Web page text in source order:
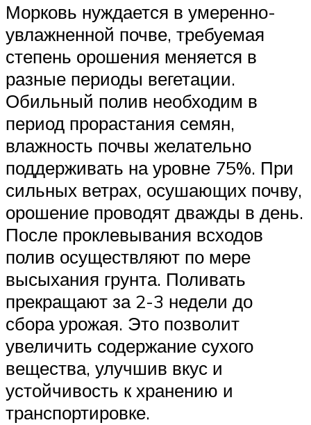
Морковь нуждается в умеренно-
увлажненной почве, требуемая
степень орошения меняется в
разные периоды вегетации.
Обильный полив необходим в
период прорастания семян,
влажность почвы желательно
поддерживать на уровне 75%. При
сильных ветрах, осушающих почву,
орошение проводят дважды в день.
После проклевывания всходов
полив осуществляют по мере
высыхания грунта. Поливать
прекращают за 2-3 недели до
сбора урожая. Это позволит
увеличить содержание сухого
вещества, улучшив вкус и
устойчивость к хранению и
транспортировке.